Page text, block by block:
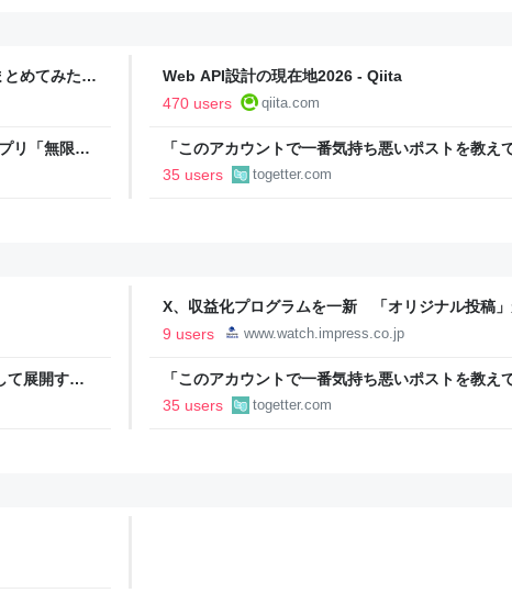
めてみた -
Web API設計の現在地2026 - Qiita
470 users
qiita.com
リ「無限サ
エッジ
「このアカウントで一番気持ち悪いポストを教
正論で盛大なカウンターを食らった話→「返事が
「お前感情あるだろ」の声も
35 users togetter.com
X、収益化プログラムを一新 「オリジナル投稿
9 users
www.watch.impress.co.jp
展開する
「このアカウントで一番気持ち悪いポストを教
正論で盛大なカウンターを食らった話→「返事が
35 users togetter.com